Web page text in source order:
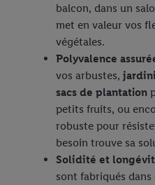
balcon, dans un
met en valeur vos
végétales.
Polyvalence
vos arbustes,
sacs de plantation
petits fruits, ou
robuste pour
besoin trouve sa
Solidité et
sont fabriqués